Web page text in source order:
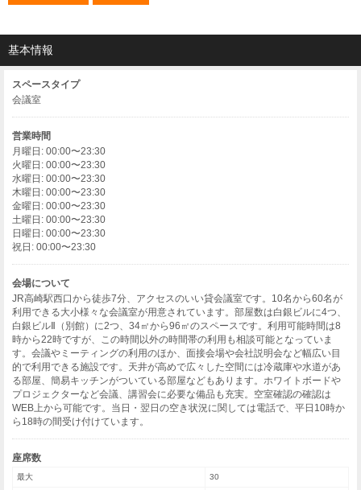
基本情報
スペースタイプ
会議室
営業時間
月曜日: 00:00〜23:30
火曜日: 00:00〜23:30
水曜日: 00:00〜23:30
木曜日: 00:00〜23:30
金曜日: 00:00〜23:30
土曜日: 00:00〜23:30
日曜日: 00:00〜23:30
祝日: 00:00〜23:30
会場について
JR高崎駅西口から徒歩7分、アクセスのいい貸会議室です。10名から60名が
利用できる大小様々な会議室が用意されています。部屋数は白銀ビルに4つ、
白銀ビルⅡ（別館）に2つ、34㎡から96㎡のスペースです。利用可能時間は8
時から22時ですが、この時間以外の時間帯の利用も相談可能となっていま
す。会議やミーティングの利用のほか、面接会場や会社説明会など幅広い目
的で利用できる施設です。天井が高めで広々した空間には冷蔵庫や水道があ
る部屋、簡易キッチンがついている部屋などもあります。ホワイトボードや
プロジェクターなど会議、講習会に必要な備品も充実。空室確認の確認は
WEB上から可能です。当日・翌日の空き状況に関しては電話で、平日10時か
ら18時の間受け付けています。
座席数
最大 30